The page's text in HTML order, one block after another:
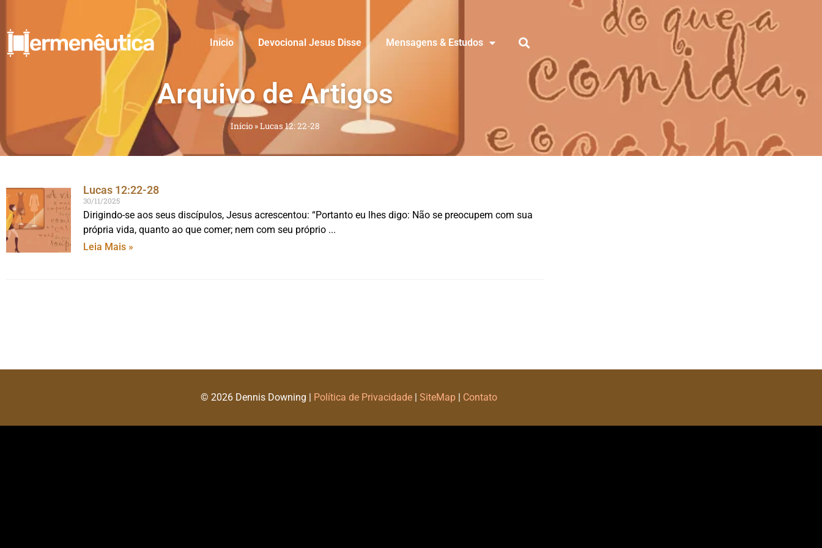
Início Devocional Jesus Disse Mensagens & Estudos
Arquivo de Artigos
Início »Lucas 12: 22-28
Lucas 12:22-28
30/11/2025
Dirigindo-se aos seus discípulos, Jesus acrescentou: “Portanto eu lhes digo: Não se preocupem com sua
própria vida, quanto ao que comer; nem com seu próprio
Leia Mais »
© 2026 Dennis Downing | Política de Privacidade| SiteMap| Contato